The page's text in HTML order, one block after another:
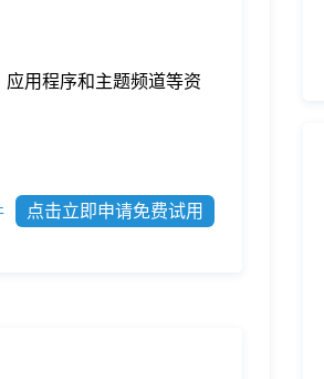
用程序和主题频道等资
点击立即申请免费试用